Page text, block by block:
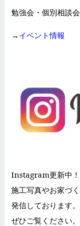
勉強会・個別相談
→ イベント情報
Instagram更新中！
施工写真やお家づ
発信しております。
ぜひご覧ください。